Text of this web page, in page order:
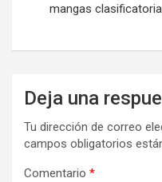
mangas
Deja una
Tu dirección de correo
campos obligatorios
Comentario *